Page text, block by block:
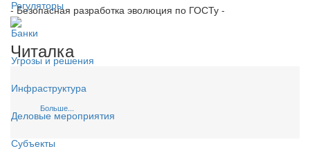
Регуляторы
Банки
Угрозы и решения
Инфраструктура
Деловые мероприятия
Субъекты
- Безопасная разработка эволюция по ГОСТу -
Читалка
Больше...